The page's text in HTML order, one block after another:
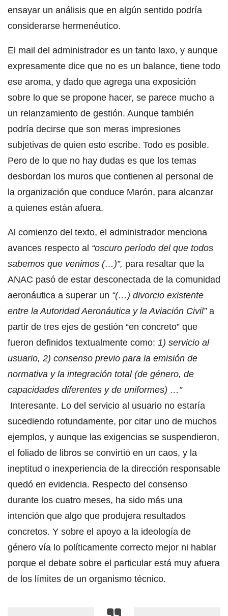
ensayar un análisis que en algún sentido podría
considerarse hermenéutico.
El mail del administrador es un tanto laxo, y aunque
expresamente dice que no es un balance, tiene todo
ese aroma, y dado que agrega una exposición
sobre lo que se propone hacer, se parece mucho a
un relanzamiento de gestión. Aunque también
podría decirse que son meras impresiones
subjetivas de quien esto escribe. Todo es posible.
Pero de lo que no hay dudas es que los temas
desbordan los muros que contienen al personal de
la organización que conduce Marón, para alcanzar
a quienes están afuera.
Al comienzo del texto, el administrador menciona
avances respecto al “oscuro período del que todos
sabemos que venimos (…)”, para resaltar que la
ANAC pasó de estar desconectada de la comunidad
aeronáutica a superar un “(…) divorcio existente
entre la Autoridad Aeronáutica y la Aviación Civil”a
partir de tres ejes de gestión “en concreto” que
fueron definidos textualmente como: 1) servicio al
usuario, 2) consenso previo para la emisión de
normativa y la integración total (de género, de
capacidades diferentes y de uniformes) …”
Interesante. Lo del servicio al usuario no estaría
sucediendo rotundamente, por citar uno de muchos
ejemplos, y aunque las exigencias se suspendieron,
el foliado de libros se convirtió en un caos, y la
ineptitud o inexperiencia de la dirección responsable
quedó en evidencia. Respecto del consenso
durante los cuatro meses, ha sido más una
intención que algo que produjera resultados
concretos. Y sobre el apoyo a la ideología de
género vía lo políticamente correcto mejor ni hablar
porque el debate sobre el particular está muy afuera
de los límites de un organismo técnico.